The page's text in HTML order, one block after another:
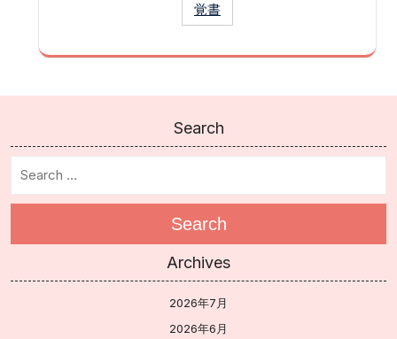
覚書
Search
Search
Archives
2026年7月
2026年6月